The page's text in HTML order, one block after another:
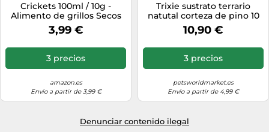
Crickets 100ml / 10g -
Alimento de grillos Secos
para Reptiles y Anfibios
3,99 €
3 precios
amazon.es
Envío a partir de 3,99 €
Trixie sustrato terrario
natutal corteza de pino 10
litros
10,90 €
3 precios
petsworldmarket.es
Envío a partir de 4,99 €
Denunciar contenido ilegal